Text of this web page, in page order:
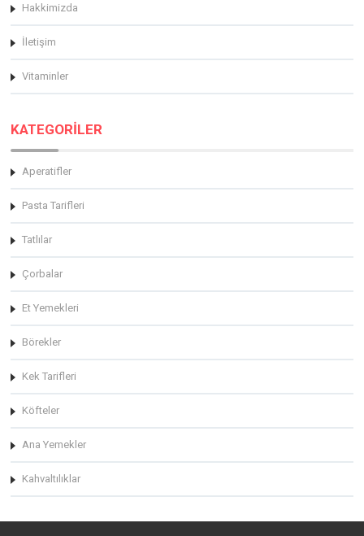
Hakkimizda
İletişim
Vitaminler
KATEGORİLER
Aperatifler
Pasta Tarifleri
Tatlılar
Çorbalar
Et Yemekleri
Börekler
Kek Tarifleri
Köfteler
Ana Yemekler
Kahvaltılıklar